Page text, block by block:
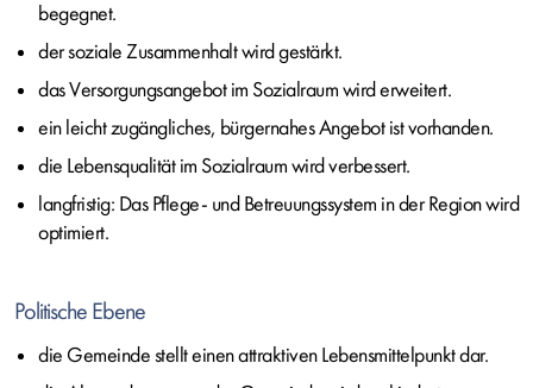
begegnet.
der soziale Zusammenhalt wird gestärkt.
das Versorgungsangebot im Sozialraum wird erweitert.
ein leicht zugängliches, bürgernahes Angebot ist vorhanden.
die Lebensqualität im Sozialraum wird verbessert.
langfristig: Das Pflege- und Betreuungssystem in der Region wird
optimiert.
Politische Ebene
die Gemeinde stellt einen attraktiven Lebensmittelpunkt dar.